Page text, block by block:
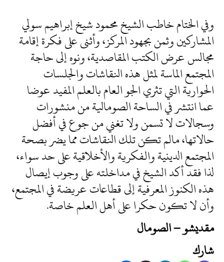
وفي الختام خاطب الشيخ محمود شيخ إبراهيم سولي
المشاركين وثمن بجهود المركز، وأثنى على فكرة إقامة
مجالس عرض الكتب المقاصدية، ونوه إلى حاجة
المجتمع الماسة لمثل هذه النقاشات والجلسات
الحوارية التي تثري الجو العام بالعلم المفيد عوضا
عما انتشر في الساحة الصومالية من منشورات
وسجالات لا تسمن ولا تغني من جوع في أفضل
حالاتها، مالم تكن تلك النقاشات مما يضر بصحة
المجتمع الدينية والفكرية والأخلاقية على حد سواء،
لذا فقد أكد الشيخ في مداخلته على وجوب إيصال
هذه الكنوز المعرفية إلى قطاعات عريضة في المجتمع،
وأن لا تكون حكرا على أهل العلم خاصة.
مقديشو – الصومال
شارك